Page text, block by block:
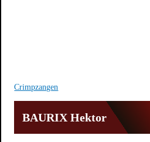
Crimpzangen
BAURIX Hektor